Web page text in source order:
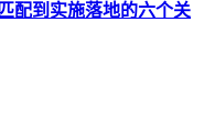
配到实施落地的六个关